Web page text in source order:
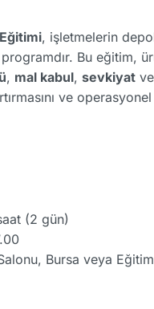
, işletmelerin
Bu eğitim,
, mal kabul, sevkiyat ve
ve
(2 gün)
Bursa veya